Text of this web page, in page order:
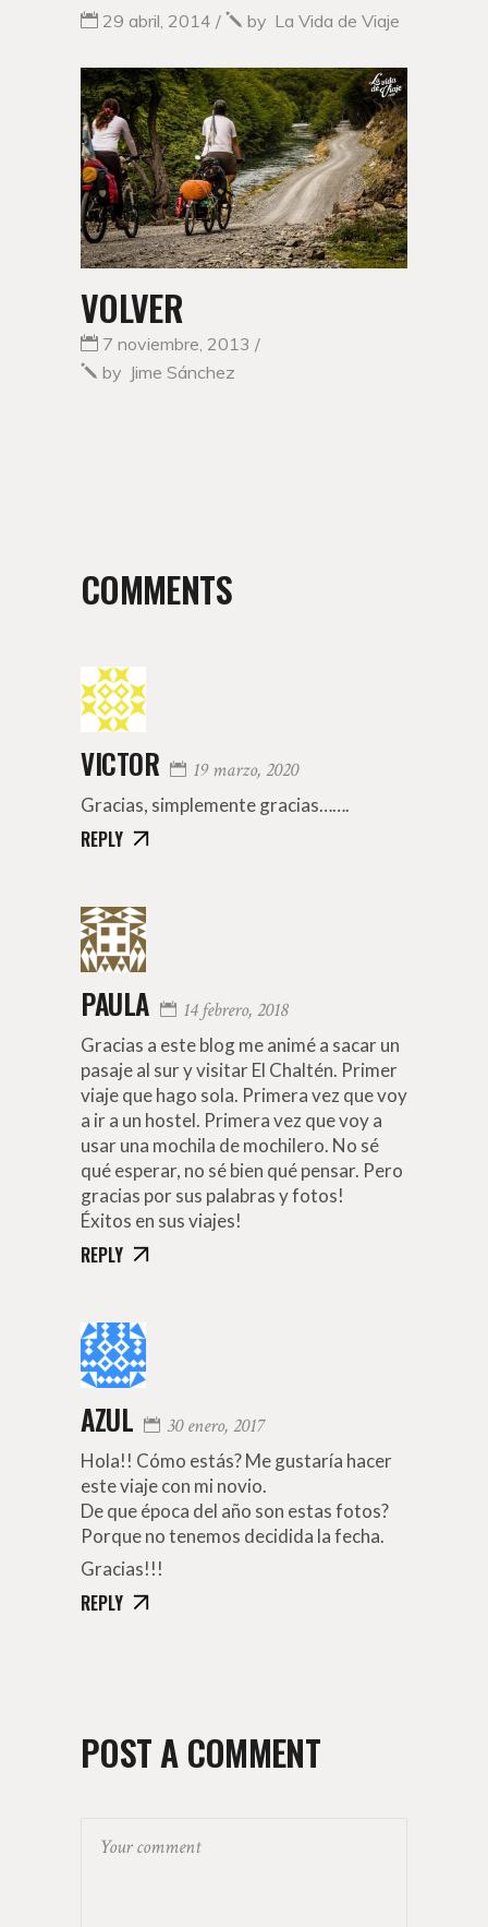
29 abril, 2014 by La Vida de Viaje
VOLVER
7 noviembre, 2013
by Jime Sánchez
COMMENTS
VICTOR 19 marzo, 2020
Gracias, simplemente gracias…….
REPLY
PAULA 14 febrero, 2018
Gracias a este blog me animé a sacar un
pasaje al sur y visitar El Chaltén. Primer
viaje que hago sola. Primera vez que voy
a ir a un hostel. Primera vez que voy a
usar una mochila de mochilero. No sé
qué esperar, no sé bien qué pensar. Pero
gracias por sus palabras y fotos!
Éxitos en sus viajes!
REPLY
AZUL 30 enero, 2017
Hola!! Cómo estás? Me gustaría hacer
este viaje con mi novio.
De que época del año son estas fotos?
Porque no tenemos decidida la fecha.
Gracias!!!
REPLY
POST A COMMENT